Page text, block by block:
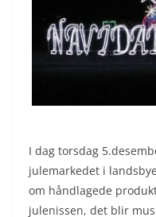
I dag torsdag
julemarkedet i
om håndlagede
julenissen, det blir